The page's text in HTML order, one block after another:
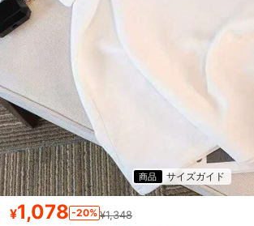
商品 サイズガイド
¥1,078 -20% ¥1,348